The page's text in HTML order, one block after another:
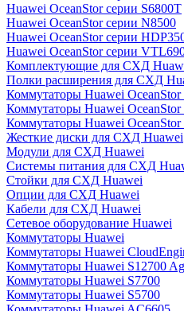
Huawei OceanStor серии S6800T
Huawei OceanStor серии N8500
Huawei OceanStor серии
Huawei OceanStor серии
Комплектующие для СХД
Полки расширения для СХД
Коммутаторы Huawei OceanStor
Коммутаторы Huawei OceanStor
Коммутаторы Huawei OceanStor
Жесткие диски для СХД Huawei
Модули для СХД Huawei
Системы питания для СХД
Стойки для СХД Huawei
Опции для СХД Huawei
Кабели для СХД Huawei
Сетевое оборудование Huawei
Коммутаторы Huawei
Коммутаторы Huawei
Коммутаторы Huawei S12700
Коммутаторы Huawei S7700
Коммутаторы Huawei S5700